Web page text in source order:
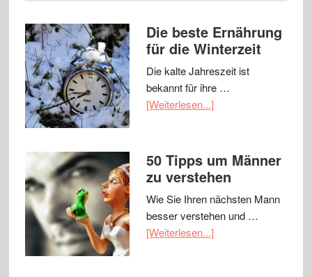
Die beste Ernährung
für die Winterzeit
Die kalte Jahreszeit ist
bekannt für ihre …
[Weiterlesen...]
50 Tipps um Männer
zu verstehen
Wie Sie Ihren nächsten Mann
besser verstehen und …
[Weiterlesen...]